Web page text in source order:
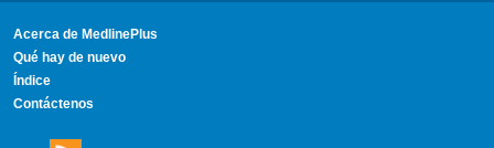
Acerca de MedlinePlus
Qué hay de nuevo
Índice
Contáctenos